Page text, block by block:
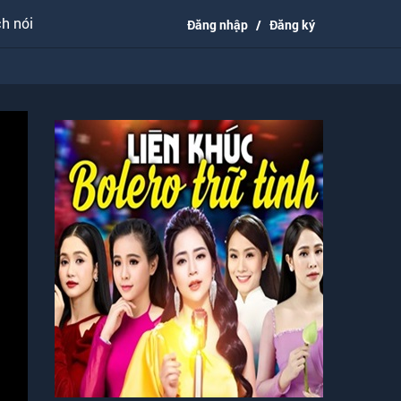
nói Đăng nhập / Đăng ký